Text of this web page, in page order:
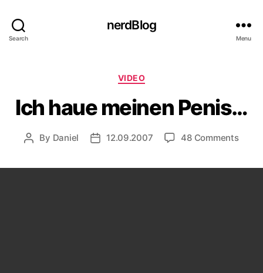
Search
nerdBlog
Menu
Categories
VIDEO
Ich haue meinen Penis…
Post
By Daniel
Post12.09.2007 48 Commentson